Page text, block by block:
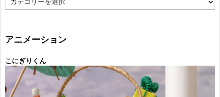
テ
ー
アニメーション
こにぎりくん